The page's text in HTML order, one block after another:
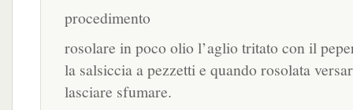
procedimento
rosolare in poco olio l’aglio tritato con il
la salsiccia a pezzetti e quando rosolata
lasciare sfumare.